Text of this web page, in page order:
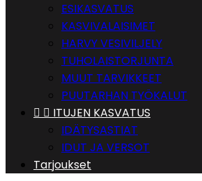
ESIKASVATUS
KASVIVALAISIMET
HARVY VESIVILJELY
TUHOLAISTORJUNTA
MUUT TARVIKKEET
PUUTARHAN TYÖKALUT
  ITUJEN KASVATUS
IDÄTYSASTIAT
IDUT JA VERSOT
Tarjoukset